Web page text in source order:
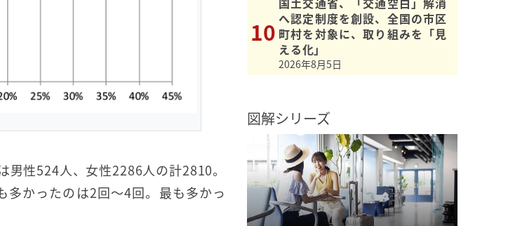
性524人、女性2286人の計2810。
かったのは2回〜4回。最も多かっ
へ認定制度を創設、全国の市区
町村を対象に、取り組みを「見
える化」
2026年8月5日
図解シリーズ